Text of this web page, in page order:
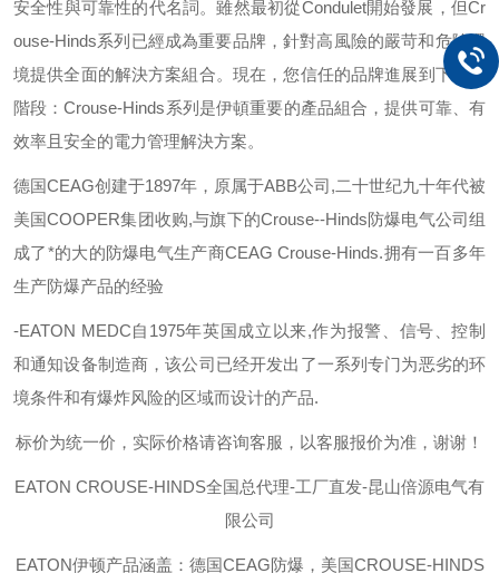
安全性與可靠性的代名詞。雖然最初從Condulet開始發展，但Cr
ouse-Hinds系列已經成為重要品牌，針對高風險的嚴苛和危險環
境提供全面的解決方案組合。現在，您信任的品牌進展到下一個
階段：Crouse-Hinds系列是伊頓重要的產品組合，提供可靠、有
效率且安全的電力管理解決方案。
德国CEAG创建于1897年，原属于ABB公司,二十世纪九十年代被
美国COOPER集团收购,与旗下的Crouse--Hinds防爆电气公司组
成了*的大的防爆电气生产商CEAG Crouse-Hinds.拥有一百多年
生产防爆产品的经验
-EATON MEDC自 1975年英国成立以来,作为报警、信号、控制
和通知设备制造商，该公司已经开发出了一系列专门为恶劣的环
境条件和有爆炸风险的区域而设计的产品.
标价为统一价，实际价格请咨询客服，以客服报价为准，谢谢！
EATON CROUSE-HINDS全国总代理-工厂直发-昆山倍源电气有
限公司
EATON伊顿产品涵盖：德国CEAG防爆，美国CROUSE-HINDS